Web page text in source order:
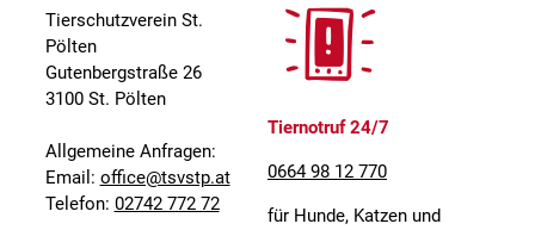
Tierschutzverein St.
Pölten
Gutenbergstraße 26
3100 St. Pölten
Allgemeine Anfragen:
Email: office@tsvstp.at
Telefon: 02742 772 72
Tiernotruf 24/7
0664 98 12 770
für Hunde, Katzen und